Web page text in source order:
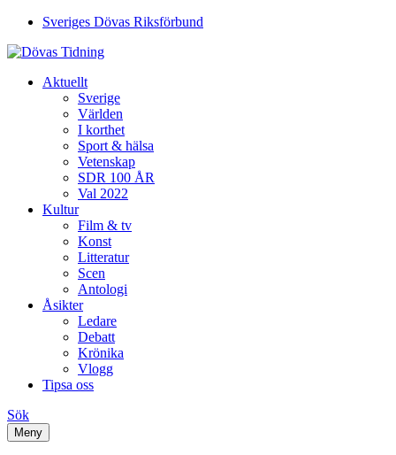
Sveriges Dövas Riksförbund
Aktuellt
Sverige
Världen
I korthet
Sport & hälsa
Vetenskap
SDR 100 ÅR
Val 2022
Kultur
Film & tv
Konst
Litteratur
Scen
Antologi
Åsikter
Ledare
Debatt
Krönika
Vlogg
Tipsa oss
Sök
Meny